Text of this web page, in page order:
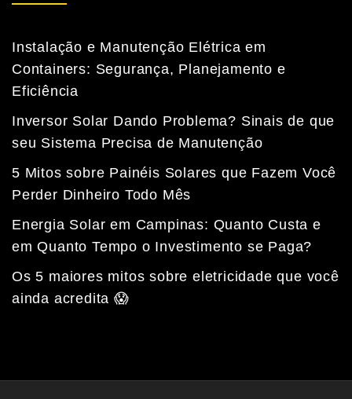
Instalação e Manutenção Elétrica em
Containers: Segurança, Planejamento e
Eficiência
Inversor Solar Dando Problema? Sinais de que
seu Sistema Precisa de Manutenção
5 Mitos sobre Painéis Solares que Fazem Você
Perder Dinheiro Todo Mês
Energia Solar em Campinas: Quanto Custa e
em Quanto Tempo o Investimento se Paga?
Os 5 maiores mitos sobre eletricidade que você
ainda acredita 😱
Fale com a nossa equipe
Tempo médio de resposta: 15 minutos